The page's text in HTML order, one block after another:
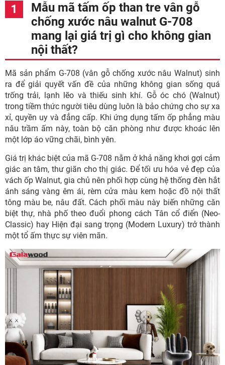
Mẫu mã tấm ốp than tre vân gỗ
chống xước nâu walnut G-708
mang lại giá trị gì cho không gian
nội thất?
Mã sản phẩm G-708 (vân gỗ chống xước nâu Walnut) sinh
ra để giải quyết vấn đề của những không gian sống quá
trống trải, lạnh lẽo và thiếu sinh khí. Gỗ óc chó (Walnut)
trong tiềm thức người tiêu dùng luôn là bảo chứng cho sự xa
xỉ, quyền uy và đẳng cấp. Khi ứng dụng tấm ốp phẳng màu
nâu trầm ấm này, toàn bộ căn phòng như được khoác lên
một lớp áo vững chãi, bình yên.
Giá trị khác biệt của mã G-708 nằm ở khả năng khơi gợi cảm
giác an tâm, thư giãn cho thị giác. Để tối ưu hóa vẻ đẹp của
vách ốp Walnut, gia chủ nên phối hợp cùng hệ thống đèn hắt
ánh sáng vàng êm ái, rèm cửa màu kem hoặc đồ nội thất
tông màu be, nâu đất. Cách phối màu này biến những căn
biệt thự, nhà phố theo đuổi phong cách Tân cổ điển (Neo-
Classic) hay Hiện đại sang trọng (Modern Luxury) trở thành
một tổ ấm thực sự viên mãn.